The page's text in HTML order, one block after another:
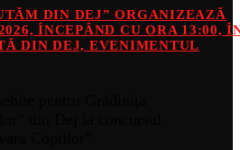
DIN DEJ” ORGANIZEAZĂ
ÎNCEPÂND CU ORA 13:00,
DIN DEJ, EVENIMENTUL